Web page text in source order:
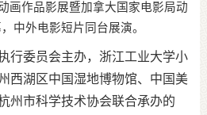
画作品影展暨加拿大国家电影局动
中外电影短片同台展演。
委员会主办，浙江工业大学小
西湖区中国湿地博物馆、中国美
州市科学技术协会联合承办的